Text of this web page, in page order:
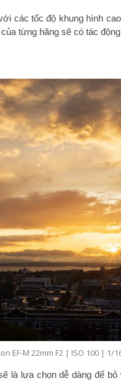
các tốc độ khung hình
từng hãng sẽ có tác
EF-M 22mm F2 | ISO 100 |
là lựa chọn dễ dàng để